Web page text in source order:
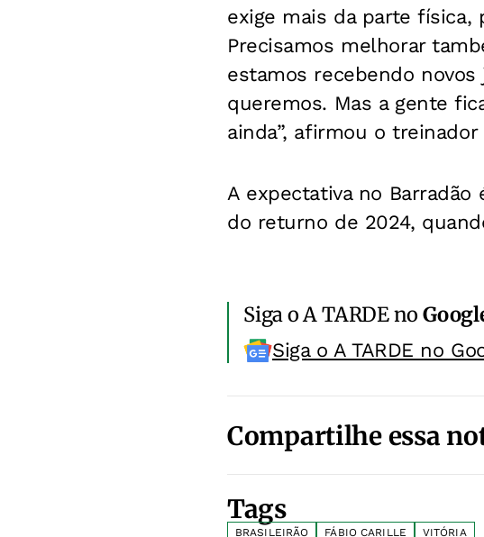
exige mais da parte física,
Precisamos melhorar
estamos recebendo
queremos. Mas a gente
ainda”, afirmou o
A expectativa no
do returno de 2024,
Siga o A TARDE no
Siga o A TARDE no
Compartilhe essa
Tags
BRASILEIRÃO FÁBIO CARILLE VITÓRIA